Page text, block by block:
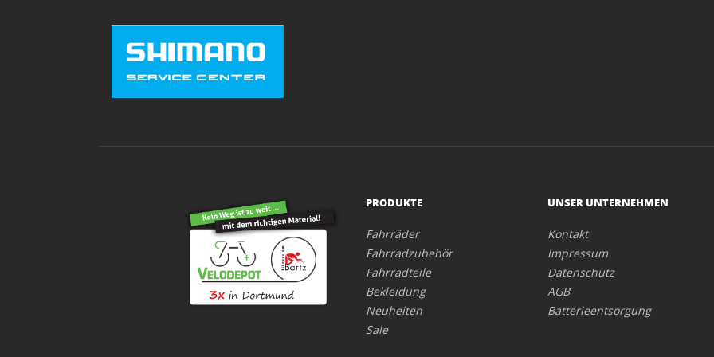
PRODUKTE
Fahrräder
Fahrradzubehör
Fahrradteile
Bekleidung
Neuheiten
Sale
UNSER UNTERNEHMEN
Kontakt
Impressum
Datenschutz
AGB
Batterieentsorgung